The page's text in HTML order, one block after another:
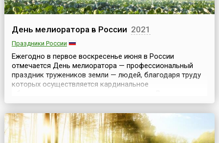
День мелиоратора в России 2021
Праздники России
Ежегодно в первое воскресенье июня в России
отмечается День мелиоратора — профессиональный
праздник тружеников земли — людей, благодаря труду
которых осуществляется кардинальное
мелиоратора был установлен Указом Президиума
Верховного совета СССР от 24 мая 1976 года. В России
праздник утвержден в 2000 году, и его ежегодное
празднование установлено на пе...